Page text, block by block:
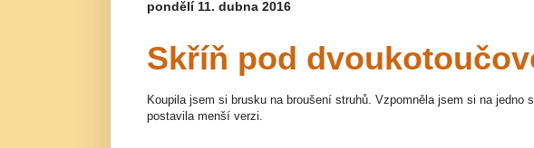
pondělí 11. dubna 2016
Skříň pod
Koupila jsem si brusku na broušení struhů. Vzpomněla jsem si na jedno
postavila menší verzi.